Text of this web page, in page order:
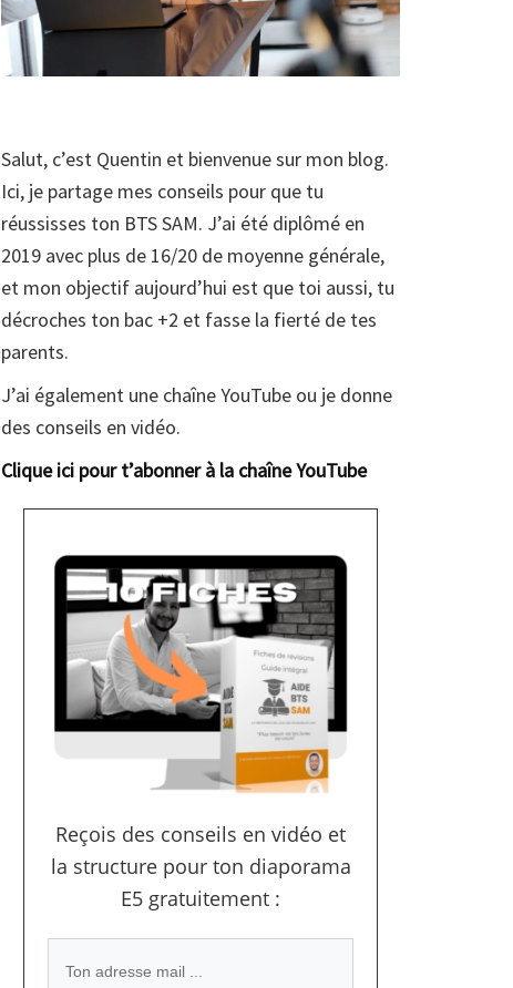
Salut, c’est Quentin et bienvenue sur mon blog.
Ici, je partage mes conseils pour que tu
réussisses ton BTS SAM. J’ai été diplômé en
2019 avec plus de 16/20 de moyenne générale,
et mon objectif aujourd’hui est que toi aussi, tu
décroches ton bac +2 et fasse la fierté de tes
parents.
J’ai également une chaîne YouTube ou je donne
des conseils en vidéo.
Clique ici pour t’abonner à la chaîne YouTube
Reçois des conseils en vidéo et
la structure pour ton diaporama
E5 gratuitement :